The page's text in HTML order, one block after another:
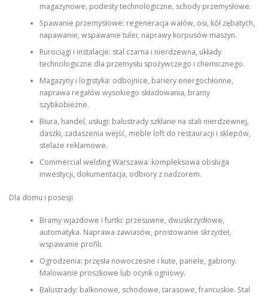
magazynowe, podesty technologiczne, schody przemysłowe.
Spawanie przemysłowe: regeneracja wałów, osi, kół zębatych,
napawanie, wspawanie tulei, naprawy korpusów maszyn.
Rurociągi i instalacje: stal czarna i nierdzewna, układy
technologiczne dla przemysłu spożywczego i chemicznego.
Magazyny i logistyka: odbojnice, bariery energochłonne,
naprawa regałów wysokiego składowania, bramy
szybkobieżne.
Biura, handel, usługi: balustrady szklane na stali nierdzewnej,
daszki, zadaszenia wejść, meble loft do restauracji i sklepów,
stelaże reklamowe.
Commercial welding Warszawa: kompleksowa obsługa
inwestycji, dokumentacja, odbiory z nadzorem.
Dla domu i posesji
Bramy wjazdowe i furtki: przesuwne, dwuskrzydłowe,
automatyka. Naprawa zawiasów, prostowanie skrzydeł,
wspawanie profili.
Ogrodzenia: przęsła nowoczesne i kute, panele, gabiony.
Malowanie proszkowe lub ocynk ogniowy.
Balustrady: balkonowe, schodowe, tarasowe, francuskie. Stal